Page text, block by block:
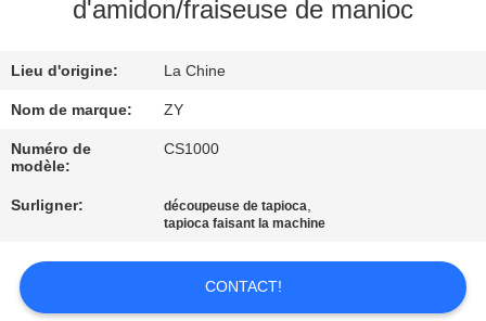
DE
QUALITÉ
NOUS
NOUVELLES
d'amidon/fraiseuse de manioc
Lieu d'origine: La Chine
Nom de marque: ZY
Numéro de
modèle:
CS1000
Surligner: découpeuse de tapioca,
tapioca faisant la machine
CONTACT!